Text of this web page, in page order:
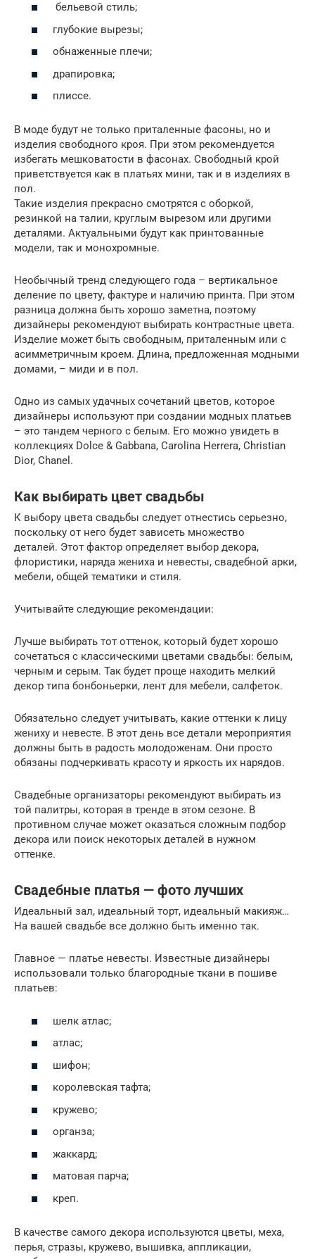
бельевой стиль;
глубокие вырезы;
обнаженные плечи;
драпировка;
плиссе.
В моде будут не только приталенные фасоны, но и
изделия свободного кроя. При этом рекомендуется
избегать мешковатости в фасонах. Свободный крой
приветствуется как в платьях мини, так и в изделиях в
пол.
Такие изделия прекрасно смотрятся с оборкой,
резинкой на талии, круглым вырезом или другими
деталями. Актуальными будут как принтованные
модели, так и монохромные.
Необычный тренд следующего года – вертикальное
деление по цвету, фактуре и наличию принта. При этом
разница должна быть хорошо заметна, поэтому
дизайнеры рекомендуют выбирать контрастные цвета.
Изделие может быть свободным, приталенным или с
асимметричным кроем. Длина, предложенная модными
домами, – миди и в пол.
Одно из самых удачных сочетаний цветов, которое
дизайнеры используют при создании модных платьев
– это тандем черного с белым. Его можно увидеть в
коллекциях Dolce & Gabbana, Carolina Herrera, Christian
Dior, Chanel.
Как выбирать цвет свадьбы
К выбору цвета свадьбы следует отнестись серьезно,
поскольку от него будет зависеть множество
деталей. Этот фактор определяет выбор декора,
флористики, наряда жениха и невесты, свадебной арки,
мебели, общей тематики и стиля.
Учитывайте следующие рекомендации:
Лучше выбирать тот оттенок, который будет хорошо
сочетаться с классическими цветами свадьбы: белым,
черным и серым. Так будет проще находить мелкий
декор типа бонбоньерки, лент для мебели, салфеток.
Обязательно следует учитывать, какие оттенки к лицу
жениху и невесте. В этот день все детали мероприятия
должны быть в радость молодоженам. Они просто
обязаны подчеркивать красоту и яркость их нарядов.
Свадебные организаторы рекомендуют выбирать из
той палитры, которая в тренде в этом сезоне. В
противном случае может оказаться сложным подбор
декора или поиск некоторых деталей в нужном
оттенке.
Свадебные платья — фото лучших
Идеальный зал, идеальный торт, идеальный макияж…
На вашей свадьбе все должно быть именно так.
Главное — платье невесты. Известные дизайнеры
использовали только благородные ткани в пошиве
платьев:
шелк атлас;
атлас;
шифон;
королевская тафта;
кружево;
органза;
жаккард;
матовая парча;
креп.
В качестве самого декора используются цветы, меха,
перья, стразы, кружево, вышивка, аппликации,